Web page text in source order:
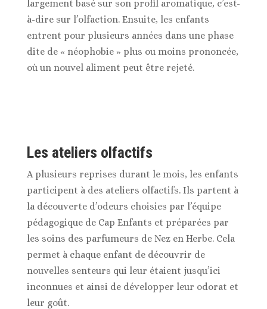
largement basé sur son profil aromatique, c’est-
à-dire sur l’olfaction. Ensuite, les enfants
entrent pour plusieurs années dans une phase
dite de « néophobie » plus ou moins prononcée,
où un nouvel aliment peut être rejeté.
Les ateliers olfactifs
A plusieurs reprises durant le mois, les enfants
participent à des ateliers olfactifs. Ils partent à
la découverte d’odeurs choisies par l’équipe
pédagogique de Cap Enfants et préparées par
les soins des parfumeurs de Nez en Herbe. Cela
permet à chaque enfant de découvrir de
nouvelles senteurs qui leur étaient jusqu’ici
inconnues et ainsi de développer leur odorat et
leur goût.